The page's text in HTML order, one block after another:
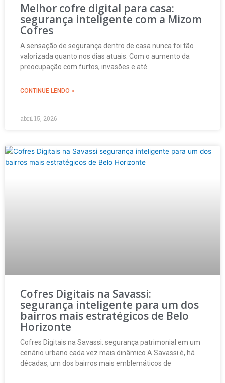
Melhor cofre digital para casa:
segurança inteligente com a Mizom
Cofres
A sensação de segurança dentro de casa nunca foi tão
valorizada quanto nos dias atuais. Com o aumento da
preocupação com furtos, invasões e até
CONTINUE LENDO »
abril 15, 2026
Cofres Digitais na Savassi:
segurança inteligente para um dos
bairros mais estratégicos de Belo
Horizonte
Cofres Digitais na Savassi: segurança patrimonial em um
cenário urbano cada vez mais dinâmico A Savassi é, há
décadas, um dos bairros mais emblemáticos de